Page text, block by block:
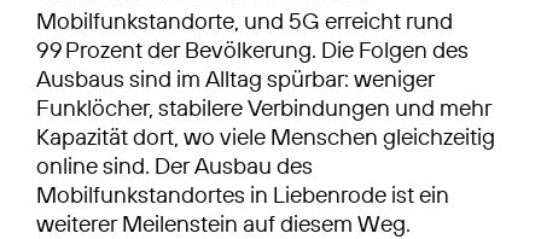
Mobilfunkstandorte, und 5G erreicht rund
99 Prozent der Bevölkerung. Die Folgen des
Ausbaus sind im Alltag spürbar: weniger
Funklöcher, stabilere Verbindungen und mehr
Kapazität dort, wo viele Menschen gleichzeitig
online sind. Der Ausbau des
Mobilfunkstandortes in Liebenrode ist ein
weiterer Meilenstein auf diesem Weg.